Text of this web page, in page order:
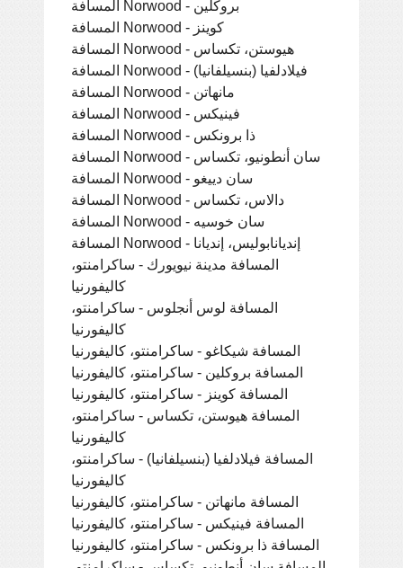
المسافة Norwood - بروكلين
المسافة Norwood - كوينز
المسافة Norwood - هيوستن، تكساس
المسافة Norwood - فيلادلفيا (بنسيلفانيا)
المسافة Norwood - مانهاتن
المسافة Norwood - فينيكس
المسافة Norwood - ذا برونكس
المسافة Norwood - سان أنطونيو، تكساس
المسافة Norwood - سان دييغو
المسافة Norwood - دالاس، تكساس
المسافة Norwood - سان خوسيه
المسافة Norwood - إنديانابوليس، إنديانا
المسافة مدينة نيويورك - ساكرامنتو،
كاليفورنيا
المسافة لوس أنجلوس - ساكرامنتو،
كاليفورنيا
المسافة شيكاغو - ساكرامنتو، كاليفورنيا
المسافة بروكلين - ساكرامنتو، كاليفورنيا
المسافة كوينز - ساكرامنتو، كاليفورنيا
المسافة هيوستن، تكساس - ساكرامنتو،
كاليفورنيا
المسافة فيلادلفيا (بنسيلفانيا) - ساكرامنتو،
كاليفورنيا
المسافة مانهاتن - ساكرامنتو، كاليفورنيا
المسافة فينيكس - ساكرامنتو، كاليفورنيا
المسافة ذا برونكس - ساكرامنتو، كاليفورنيا